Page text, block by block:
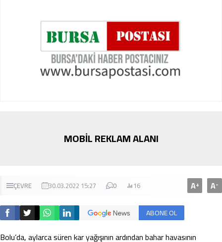
MOBİL REKLAM ALANI
ÇEVRE 30.03.2022 15:27 0 16 A+ A-
ABONE OL
Bolu’da, aylarca süren kar yağışının ardından bahar havasının